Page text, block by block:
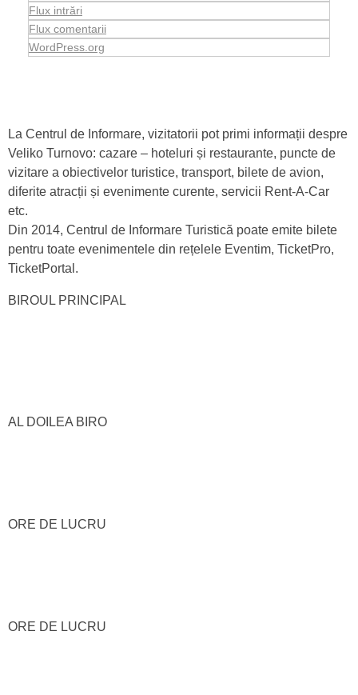
Flux intrări
Flux comentarii
WordPress.org
La Centrul de Informare, vizitatorii pot primi informații despre
Veliko Turnovo: cazare – hoteluri și restaurante, puncte de
vizitare a obiectivelor turistice, transport, bilete de avion,
diferite atracții și evenimente curente, servicii Rent-A-Car
etc.
Din 2014, Centrul de Informare Turistică poate emite bilete
pentru toate evenimentele din rețelele Eventim, TicketPro,
TicketPortal.
BIROUL PRINCIPAL
AL DOILEA BIRO
ORE DE LUCRU
ORE DE LUCRU